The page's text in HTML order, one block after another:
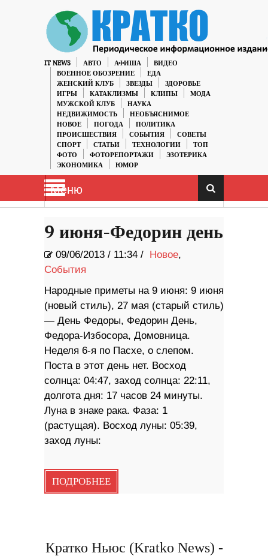
IT NEWS АВТО АФИША
ВИДЕО
ВОЕННОЕ ОБОЗРЕНИЕ
ЕДА
ЖЕНСКИЙ КЛУБ
ЗВЕЗДЫ
ЗДОРОВЬЕ
ИГРЫ
КАТАКЛИЗМЫ КЛИПЫ
МОДА
МУЖСКОЙ КЛУБ
НАУКА
НЕДВИЖИМОСТЬ
НЕОБЪЯСНИМОЕ
НОВОЕ
ПОГОДА
ПОЛИТИКА
ПРОИСШЕСТВИЯ
СОБЫТИЯ
СОВЕТЫ
СПОРТ
СТАТЬИ ТЕХНОЛОГИИ
ТОП
ФОТО
ФОТОРЕПОРТАЖИ
ЭЗОТЕРИКА
ЭКОНОМИКА
ЮМОР
Меню
9 июня-Федорин день
09/06/2013 / 11:34 / Новое,
События
Народные приметы на 9 июня: 9 июня
(новый стиль), 27 мая (старый стиль)
— День Федоры, Федорин День,
Федора-Избосора, Домовница.
Неделя 6-я по Пасхе, о слепом.
Поста в этот день нет. Восход
солнца: 04:47, заход солнца: 22:11,
долгота дня: 17 часов 24 минуты.
Луна в знаке рака. Фаза: 1
(растущая). Восход луны: 05:39,
заход луны:
ПОДРОБНЕЕ
Кратко Ньюс (Kratko News) -